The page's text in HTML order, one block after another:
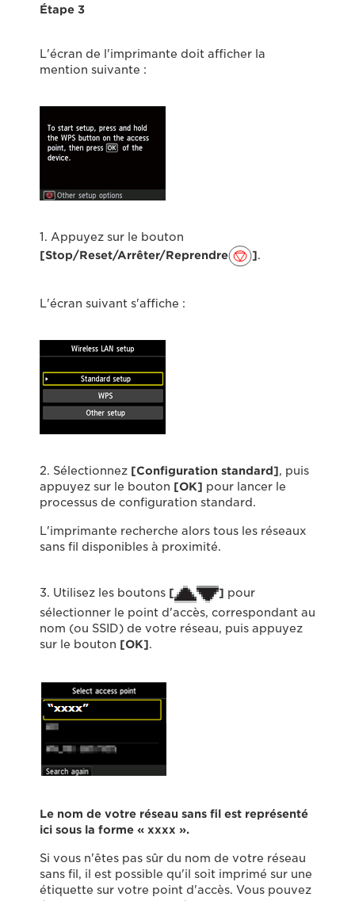
Étape 3
L'écran de l'imprimante doit afficher la
mention suivante :
1. Appuyez sur le bouton
[Stop/Reset/Arrêter/Reprendre
].
L'écran suivant s'affiche :
2. Sélectionnez [Configuration standard], puis
appuyez sur le bouton [OK] pour lancer le
processus de configuration standard.
L'imprimante recherche alors tous les réseaux
sans fil disponibles à proximité.
3. Utilisez les boutons [ ] pour
sélectionner le point d'accès, correspondant au
nom (ou SSID) de votre réseau, puis appuyez
sur le bouton [OK].
Le nom de votre réseau sans fil est représenté
ici sous la forme « xxxx ».
Si vous n'êtes pas sûr du nom de votre réseau
sans fil, il est possible qu'il soit imprimé sur une
étiquette sur votre point d'accès. Vous pouvez